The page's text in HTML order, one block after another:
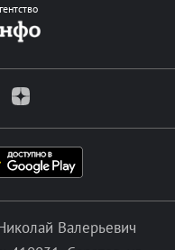
Валерьевич